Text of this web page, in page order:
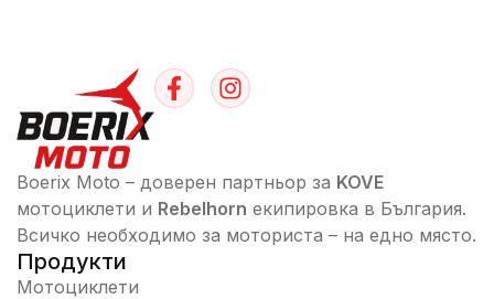
Boerix Moto – доверен партньор за KOVE
мотоциклети и Rebelhorn екипировка в България.
Всичко необходимо за моториста – на едно място.
Продукти
Мотоциклети